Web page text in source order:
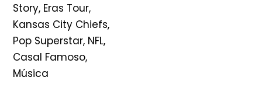
Story, Eras Tour,
Kansas City Chiefs,
Pop Superstar, NFL,
Casal Famoso,
Música